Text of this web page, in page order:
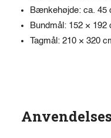
Bænkehøjde: ca. 45
Bundmål: 152 × 192
Tagmål: 210 × 320